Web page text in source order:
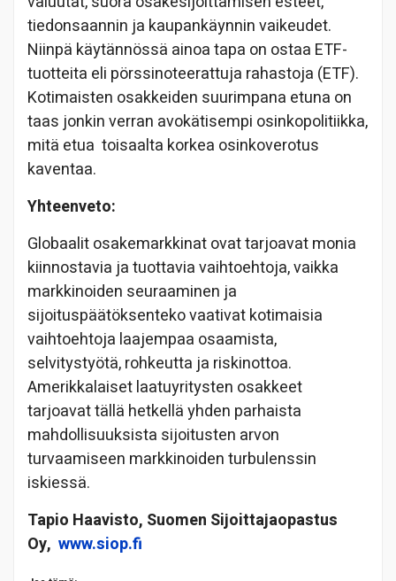
tiedonsaannin ja kaupankäynnin vaikeudet.
Niinpä käytännössä ainoa tapa on ostaa ETF-
tuotteita eli pörssinoteerattuja rahastoja (ETF).
Kotimaisten osakkeiden suurimpana etuna on
taas jonkin verran avokätisempi osinkopolitiikka,
mitä etua toisaalta korkea osinkoverotus
kaventaa.
Yhteenveto:
Globaalit osakemarkkinat ovat tarjoavat monia
kiinnostavia ja tuottavia vaihtoehtoja, vaikka
markkinoiden seuraaminen ja
sijoituspäätöksenteko vaativat kotimaisia
vaihtoehtoja laajempaa osaamista,
selvitystyötä, rohkeutta ja riskinottoa.
Amerikkalaiset laatuyritysten osakkeet
tarjoavat tällä hetkellä yhden parhaista
mahdollisuuksista sijoitusten arvon
turvaamiseen markkinoiden turbulenssin
iskiessä.
Tapio Haavisto, Suomen Sijoittajaopastus
Oy, www.siop.fi